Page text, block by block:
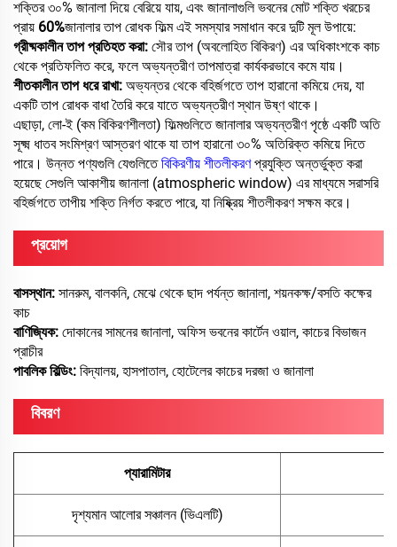
শক্তির ৩০% জানালা দিয়ে বেরিয়ে যায়, এবং জানালাগুলি ভবনের মোট শক্তি খরচের
প্রায় 60%জানালার তাপ রোধক ফিল্ম এই সমস্যার সমাধান করে দুটি মূল উপায়ে:
গ্রীষ্মকালীন তাপ প্রতিহত করা: সৌর তাপ (অবলোহিত বিকিরণ) এর অধিকাংশকে কাচ
থেকে প্রতিফলিত করে, ফলে অভ্যন্তরীণ তাপমাত্রা কার্যকরভাবে কমে যায়।
শীতকালীন তাপ ধরে রাখা: অভ্যন্তর থেকে বহির্জগতে তাপ হারানো কমিয়ে দেয়, যা
একটি তাপ রোধক বাধা তৈরি করে যাতে অভ্যন্তরীণ স্থান উষ্ণ থাকে।
এছাড়া, লো-ই (কম বিকিরণশীলতা) ফিল্মগুলিতে জানালার অভ্যন্তরীণ পৃষ্ঠে একটি অতি
সূক্ষ্ম ধাতব সংমিশ্রণ আস্তরণ থাকে যা তাপ হারানো ৩০% অতিরিক্ত কমিয়ে দিতে
পারে। উন্নত পণ্যগুলি যেগুলিতেবিকিরণীয় শীতলীকরণপ্রযুক্তি অন্তর্ভুক্ত করা
হয়েছে সেগুলি আকাশীয় জানালা (atmospheric window) এর মাধ্যমে সরাসরি
বহির্জগতে তাপীয় শক্তি নির্গত করতে পারে, যা নিষ্ক্রিয় শীতলীকরণ সক্ষম করে।
প্রয়োগ
বাসস্থান: সানরুম, বালকনি, মেঝে থেকে ছাদ পর্যন্ত জানালা, শয়নকক্ষ/বসতি কক্ষের
কাচ
বাণিজ্যিক: দোকানের সামনের জানালা, অফিস ভবনের কার্টেন ওয়াল, কাচের বিভাজন
প্রাচীর
পাবলিক বিল্ডিং: বিদ্যালয়, হাসপাতাল, হোটেলের কাচের দরজা ও জানালা
বিবরণ
প্যারামিটার
দৃশ্যমান আলোর সঞ্চালন (ভিএলটি)